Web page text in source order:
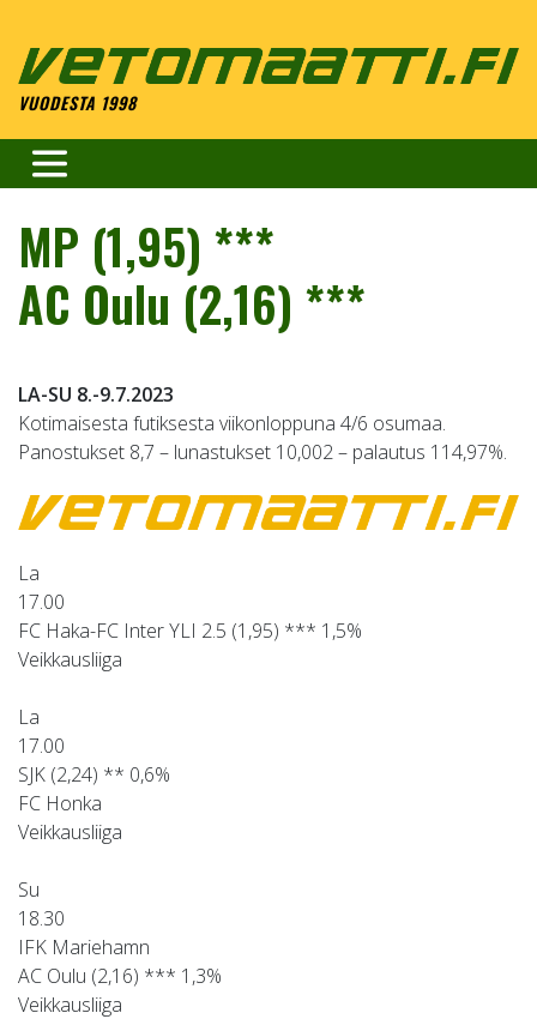
content
VUODESTA 1998
MP (1,95) ***
AC Oulu (2,16) ***
LA-SU 8.-9.7.2023
Kotimaisesta futiksesta viikonloppuna 4/6 osumaa.
Panostukset 8,7 – lunastukset 10,002 – palautus 114,97%.
La
17.00
FC Haka-FC Inter YLI 2.5 (1,95) *** 1,5%
Veikkausliiga
La
17.00
SJK (2,24) ** 0,6%
FC Honka
Veikkausliiga
Su
18.30
IFK Mariehamn
AC Oulu (2,16) *** 1,3%
Veikkausliiga